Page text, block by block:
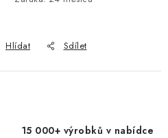
Hlídat Sdílet
15 000+ výrobků v nabídce